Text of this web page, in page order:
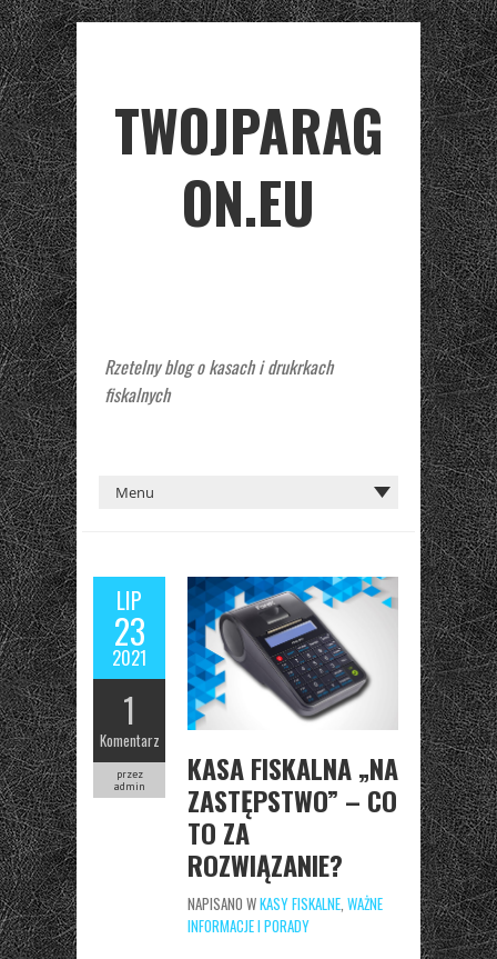
TWOJPARAG
ON.EU
Rzetelny blog o kasach i drukrkach
fiskalnych
LIP
23
2021
1
Komentarz
przez
admin
KASA FISKALNA „NA
ZASTĘPSTWO” – CO
TO ZA
ROZWIĄZANIE?
NAPISANO WKASY FISKALNE, WAŻNE
INFORMACJE I PORADY